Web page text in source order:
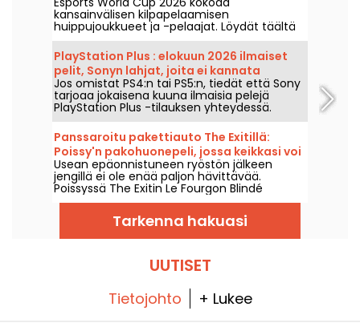
jokaisen finaalin mestareista
kansainvälisen kilpapelaamisen
huippujoukkueet ja -pelaajat. Löydät täältä
loppuotteluiden tulokset, pelitulokset,
jokaisen turnauksen voittajat sekä
seuraavien otteluiden aikataulun.
PlayStation Plus : elokuun 2026 ilmaiset
pelit, Sonyn lahjat, joita ei kannata
missata
Jos omistat PS4:n tai PS5:n, tiedät että Sony
tarjoaa jokaisena kuuna ilmaisia pelejä
PlayStation Plus -tilauksen yhteydessä.
Joten mitkä ovat elokuun 2026 ilmaiset
pelit? Tutustu tämän kuukauden
valikoimaan.
Panssaroitu pakettiauto The Exitillä:
Poissy'n pakohuonepeli, jossa keikkasi voi
vihdoin onnistua
Usean epäonnistuneen ryöstön jälkeen
jengillä ei ole enää paljon hävittävää.
Poissyssä The Exitin Le Fourgon Blindé
asettaa sinut johtamaan ryöstöä, jolla
tavoitellaan mafian johtajan omaisuutta.
Tarkenna hakuasi
UUTISET
Tietojohto + Lukee